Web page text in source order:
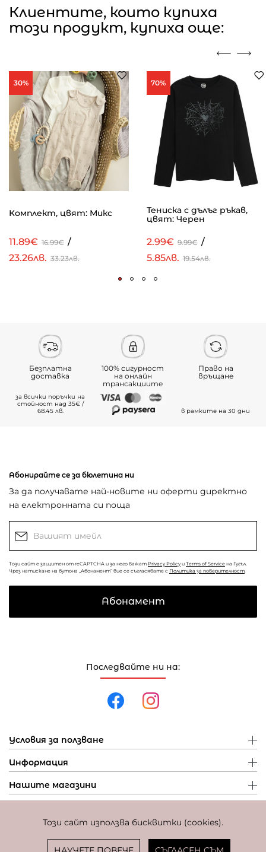
Този сайт използва бисквитки (cookies).
Клиентите, които купиха
този продукт, купиха още:
30%
Комплект, цвят: Микс
11.89€ 16.99€ /
23.26лв. 33.23лв.
70%
Тениска с дълъг ръкав,
цвят: Черен
2.99€ 9.99€ /
5.85лв. 19.54лв.
Безплатна
доставка
за всички поръчки на
стойност над 35€ /
68.45 лв.
100% сигурност
на онлайн
трансакциите
Право на
връщане
в рамките на 30 дни
Последвайте ни на:
Условия за ползване
Информация
Нашите магазини
Абонирайте се за бюлетина ни
За да получавате най-новите ни оферти директно
на електронната си поща
Този сайт е защитен от reCAPTCHA и за него важат Privacy Policy и Terms of Service на Гугъл.
Чрез натискане на бутона „Абонамент“ вие се съгласявате с Политика за поверителност
Абонамент
Фиксиран курс за превалутиране: 1 EUR = 1,95583 BGN